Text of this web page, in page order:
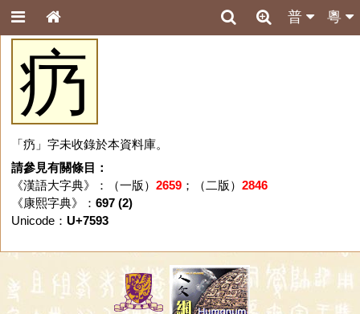
粵
普
疓
「疓」字未收錄於本資料庫。
請參見有關條目：
《漢語大字典》：（一版） 2659；（二版） 2846
《康熙字典》： 697 (2)
Unicode： U+7593